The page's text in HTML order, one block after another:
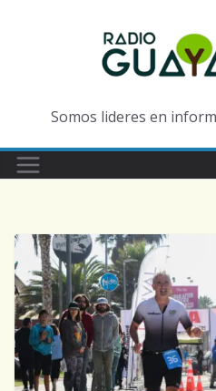
Somos lideres en